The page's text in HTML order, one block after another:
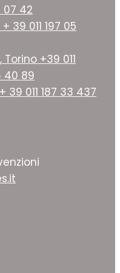
07 42
39 011 197 05
+39 011
40 89
011 187 33 437